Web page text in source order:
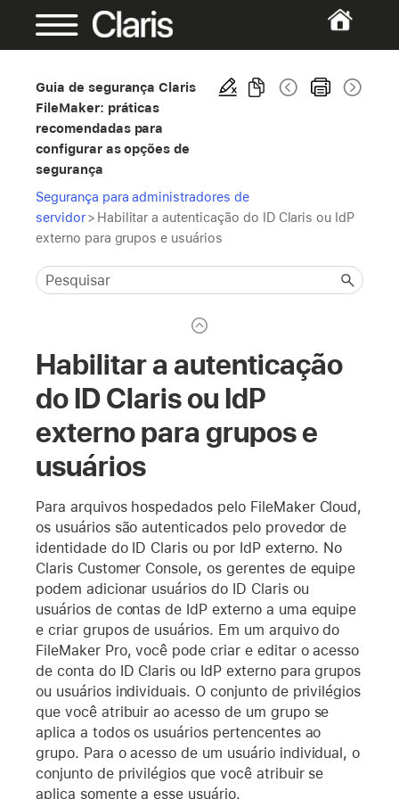
Guia de segurança Claris
FileMaker: práticas
recomendadas para
configurar as opções de
segurança
Segurança para administradores de
servidor> Habilitar a autenticação do ID Claris ou IdP
externo para grupos e usuários
Habilitar a autenticação
do ID Claris ou IdP
externo para grupos e
usuários
Para arquivos hospedados pelo FileMaker Cloud,
os usuários são autenticados pelo provedor de
identidade do ID Claris ou por IdP externo. No
Claris Customer Console, os gerentes de equipe
podem adicionar usuários do ID Claris ou
usuários de contas de IdP externo a uma equipe
e criar grupos de usuários. Em um arquivo do
FileMaker Pro, você pode criar e editar o acesso
de conta do ID Claris ou IdP externo para grupos
ou usuários individuais. O conjunto de privilégios
que você atribuir ao acesso de um grupo se
aplica a todos os usuários pertencentes ao
grupo. Para o acesso de um usuário individual, o
conjunto de privilégios que você atribuir se
aplica somente a esse usuário.